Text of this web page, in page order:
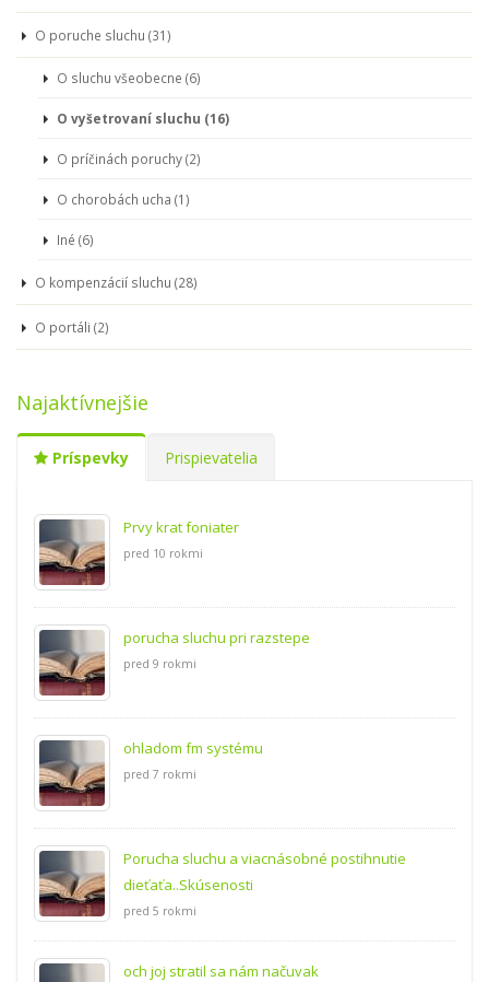
O poruche sluchu (31)
O sluchu všeobecne (6)
O vyšetrovaní sluchu (16)
O príčinách poruchy (2)
O chorobách ucha (1)
Iné (6)
O kompenzácií sluchu (28)
O portáli (2)
Najaktívnejšie
Príspevky Prispievatelia
Prvy krat foniater
pred 10 rokmi
porucha sluchu pri razstepe
pred 9 rokmi
ohladom fm systému
pred 7 rokmi
Porucha sluchu a viacnásobné postihnutie
dieťaťa..Skúsenosti
pred 5 rokmi
och joj stratil sa nám načuvak